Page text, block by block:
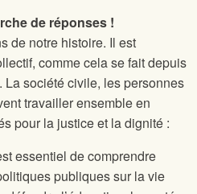
de réponses !
de notre histoire. Il est
comme cela se fait depuis
La société civile, les personnes
travailler ensemble en
pour la justice et la dignité :
essentiel de comprendre
publiques sur la vie